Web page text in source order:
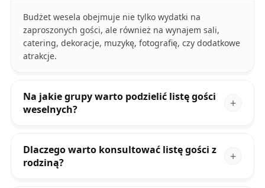
Budżet wesela obejmuje nie tylko wydatki na
zaproszonych gości, ale również na wynajem sali,
catering, dekoracje, muzykę, fotografię, czy dodatkowe
atrakcje.
Na jakie grupy warto podzielić listę gości
weselnych?
Dlaczego warto konsultować listę gości z
rodziną?